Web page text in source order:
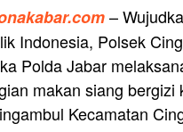
–
Indonesia, Polsek
Polda Jabar
makan siang bergizi
Kecamatan